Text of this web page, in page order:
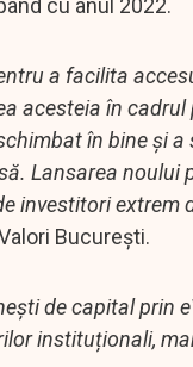
cu anul 2022.
a facilita
acesteia în
în bine și
Lansarea noului
investitori extrem
București.
de capital prin
instituționali,